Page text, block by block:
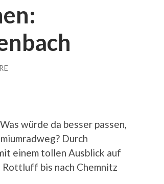
würde da besser passen,
Durch
einem tollen Ausblick auf
bis nach Chemnitz